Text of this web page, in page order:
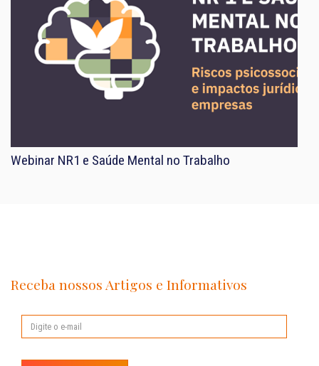
Webinar NR1 e Saúde Mental no Trabalho
Receba nossos Artigos e Informativos